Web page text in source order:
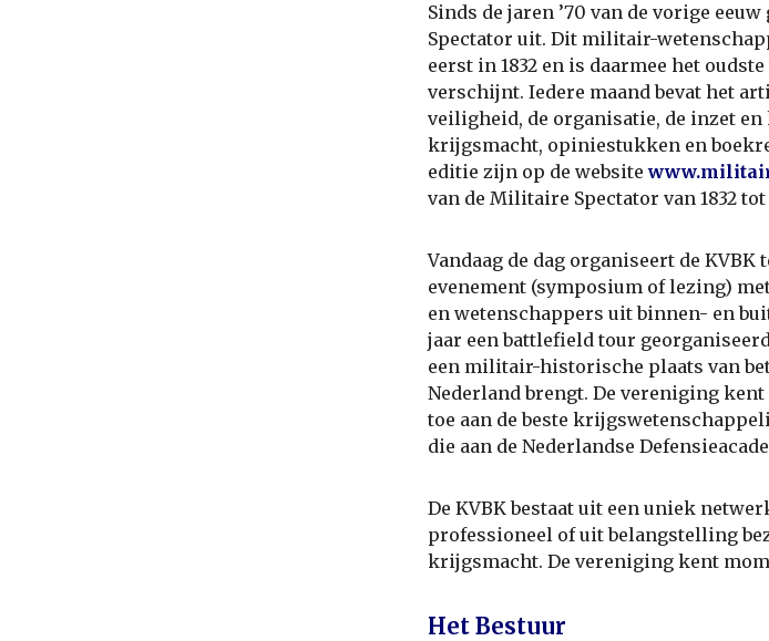
Sinds de jaren ’70 van de vorige
Spectator uit. Dit militair-
eerst in 1832 en is daarmee het
verschijnt. Iedere maand bevat het
veiligheid, de organisatie, de inzet en
krijgsmacht, opiniestukken en
editie zijn op de website
van de Militaire Spectator van 1832
Vandaag de dag organiseert de
evenement (symposium of lezing)
en wetenschappers uit binnen- en
jaar een battlefield tour
een militair-historische plaats van
Nederland brengt. De vereniging
toe aan de beste
die aan de Nederlandse
De KVBK bestaat uit een uniek
professioneel of uit belangstelling
krijgsmacht. De vereniging kent
Het Bestuur